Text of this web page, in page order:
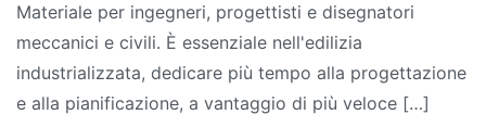
Materiale per ingegneri, progettisti e disegnatori
meccanici e civili. È essenziale nell'edilizia
industrializzata, dedicare più tempo alla progettazione
e alla pianificazione, a vantaggio di più veloce […]